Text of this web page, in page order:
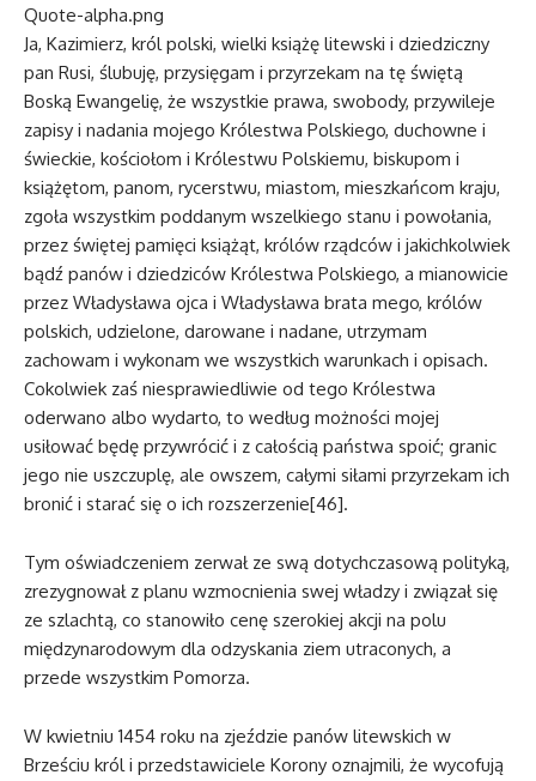
Quote-alpha.png
Ja, Kazimierz, król polski, wielki książę litewski i dziedziczny
pan Rusi, ślubuję, przysięgam i przyrzekam na tę świętą
Boską Ewangelię, że wszystkie prawa, swobody, przywileje
zapisy i nadania mojego Królestwa Polskiego, duchowne i
świeckie, kościołom i Królestwu Polskiemu, biskupom i
książętom, panom, rycerstwu, miastom, mieszkańcom kraju,
zgoła wszystkim poddanym wszelkiego stanu i powołania,
przez świętej pamięci książąt, królów rządców i jakichkolwiek
bądź panów i dziedziców Królestwa Polskiego, a mianowicie
przez Władysława ojca i Władysława brata mego, królów
polskich, udzielone, darowane i nadane, utrzymam
zachowam i wykonam we wszystkich warunkach i opisach.
Cokolwiek zaś niesprawiedliwie od tego Królestwa
oderwano albo wydarto, to według możności mojej
usiłować będę przywrócić i z całością państwa spoić; granic
jego nie uszczuplę, ale owszem, całymi siłami przyrzekam ich
bronić i starać się o ich rozszerzenie[46].
Tym oświadczeniem zerwał ze swą dotychczasową polityką,
zrezygnował z planu wzmocnienia swej władzy i związał się
ze szlachtą, co stanowiło cenę szerokiej akcji na polu
międzynarodowym dla odzyskania ziem utraconych, a
przede wszystkim Pomorza.
W kwietniu 1454 roku na zjeździe panów litewskich w
Brześciu król i przedstawiciele Korony oznajmili, że wycofują